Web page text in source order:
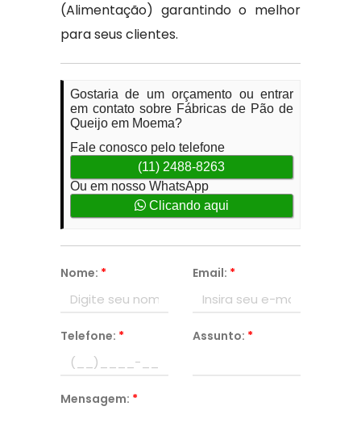
(Alimentação) garantindo o melhor
para seus clientes.
Gostaria de um orçamento ou entrar
em contato sobre Fábricas de Pão de
Queijo em Moema?
Fale conosco pelo telefone
(11) 2488-8263
Ou em nosso WhatsApp
Clicando aqui
Nome: * Email: *
Telefone: * Assunto: *
Mensagem: *